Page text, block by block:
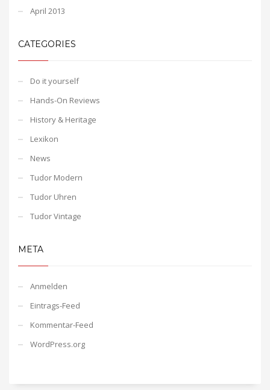
April 2013
CATEGORIES
Do it yourself
Hands-On Reviews
History & Heritage
Lexikon
News
Tudor Modern
Tudor Uhren
Tudor Vintage
META
Anmelden
Eintrags-Feed
Kommentar-Feed
WordPress.org